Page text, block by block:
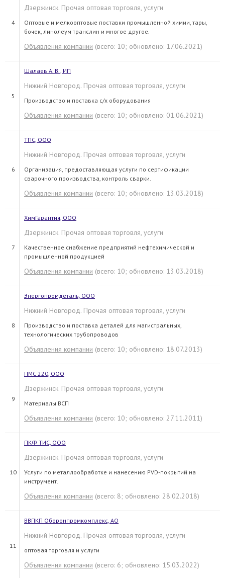
4
Дзержинск. Прочая оптовая торговля, услуги
Оптовые и мелкооптовые поставки промышленной химии, тары,
бочек, линолеум транслин и многое другое.
Объявления компании (всего: 10; обновлено: 17.06.2021)
5
Шалаев А. В., ИП
Нижний Новгород. Прочая оптовая торговля, услуги
Производство и поставка с/х оборудования
Объявления компании (всего: 10; обновлено: 01.06.2021)
6
ТПС, ООО
Нижний Новгород. Прочая оптовая торговля, услуги
Организация, предоставляющая услуги по сертификации
сварочного производства, контроль сварки.
Объявления компании (всего: 10; обновлено: 13.03.2018)
7
ХимГарантия, ООО
Дзержинск. Прочая оптовая торговля, услуги
Качественное снабжение предприятий нефтехимической и
промышленной продукцией
Объявления компании (всего: 10; обновлено: 13.03.2018)
8
Энергопромдеталь, ООО
Нижний Новгород. Прочая оптовая торговля, услуги
Производство и поставка деталей для магистральных,
технологических трубопроводов
Объявления компании (всего: 10; обновлено: 18.07.2013)
9
ПМС 220, ООО
Дзержинск. Прочая оптовая торговля, услуги
Материалы ВСП
Объявления компании (всего: 10; обновлено: 27.11.2011)
10
ПКФ ТИС, ООО
Дзержинск. Прочая оптовая торговля, услуги
Услуги по металлообработке и нанесению PVD-покрытий на
инструмент.
Объявления компании (всего: 8; обновлено: 28.02.2018)
11
ВВПКП Оборонпромкомплекс, АО
Нижний Новгород. Прочая оптовая торговля, услуги
оптовая торговля и услуги
Объявления компании (всего: 6; обновлено: 15.03.2022)